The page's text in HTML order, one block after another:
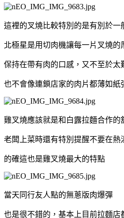
這裡的叉燒比較特別的是有別於一
北極星是用切肉機讓每一片叉燒的
保持在帶有肉的口感，又不至於太
也不會像連鎖店家的肉片都薄如紙
雞叉燒應該就是和白露拉麵合作的
老闆上菜時還有特別提醒不要在熱
的確這也是雞叉燒最大的特點
當天同行友人點的無蔥版肉爆彈
也是很不錯的，基本上目前拉麵